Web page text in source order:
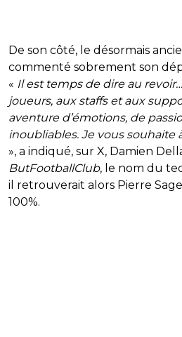
De son côté, le désormais
commenté sobrement son
« Il est temps de dire au
joueurs, aux staffs et aux
aventure d’émotions, de
inoubliables. Je vous souhaite
», a indiqué, sur X, Damien
ButFootballClub, le nom du
il retrouverait alors Pierre
100%.